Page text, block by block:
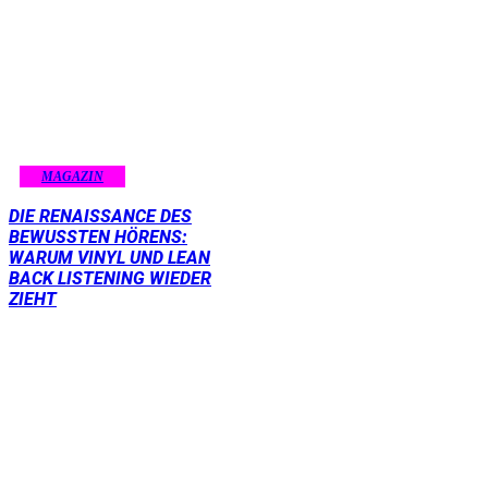
MAGAZIN
DIE RENAISSANCE DES
BEWUSSTEN HÖRENS:
WARUM VINYL UND LEAN
BACK LISTENING WIEDER
ZIEHT